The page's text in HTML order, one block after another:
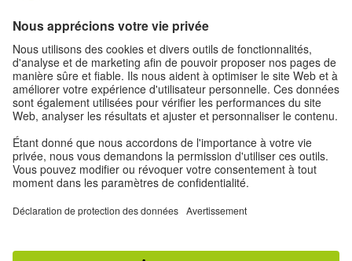
NOTRE INFOLETTRE
Abonnez-vous maintenant!
HAUT DE PAGE
Voir l'affichage classique
confidentialité